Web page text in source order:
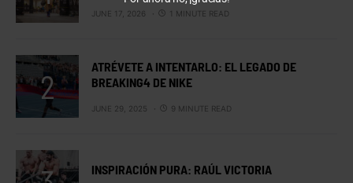
JUNE 17, 2026 1 MINUTE READ
ATRÉVETE A INTENTARLO: EL LEGADO DE
BREAKING4 DE NIKE
JUNE 29, 2025 9 MINUTE READ
INSPIRACIÓN PURA: RAÚL VICTORIA